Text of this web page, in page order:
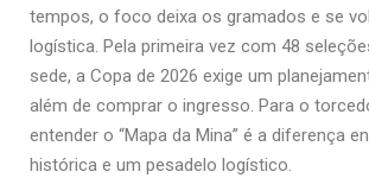
tempos, o foco deixa os gramados e se
logística. Pela primeira vez com 48
sede, a Copa de 2026 exige um
além de comprar o ingresso. Para o
entender o “Mapa da Mina” é a diferença
histórica e um pesadelo logístico.